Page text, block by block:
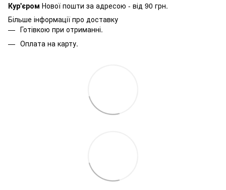
Кур'єром Нової пошти за адресою - від 90 грн.
Більше інформації про доставку
Готівкою при отриманні.
Оплата на карту.